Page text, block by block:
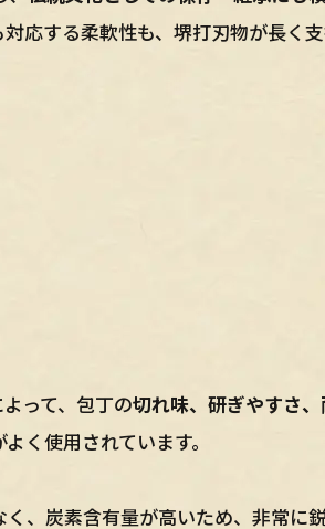
応する柔軟性も、堺打刃物が長く
って、包丁の切れ味、研ぎやすさ
く使用されています。
、炭素含有量が高いため、非常に